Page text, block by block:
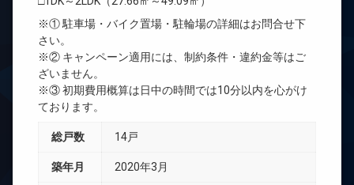
※① 駐車場・バイク置場・駐輪場の詳細はお問合せ下
さい。
※② キャンペーン適用には、制約条件・違約金等はご
ざいません。
※③ 初期費用概算は日中の時間では10分以内を心がけ
ております。
総戸数 14戸
築年月 2020年3月